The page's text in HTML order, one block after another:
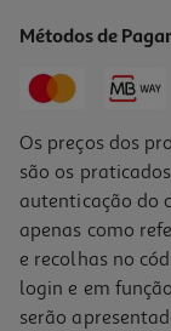
Métodos de
Os preços dos
são os
autenticação do
apenas como
e recolhas no
login e em
serão